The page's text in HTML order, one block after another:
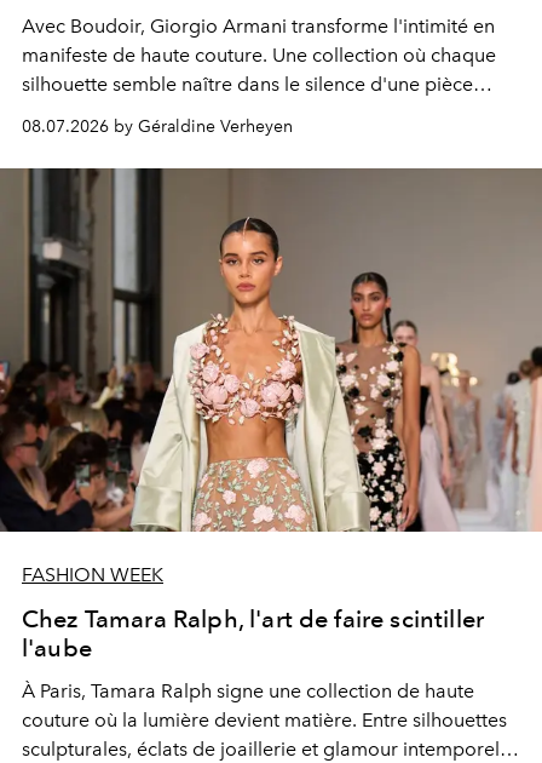
Avec Boudoir, Giorgio Armani transforme l'intimité en
manifeste de haute couture. Une collection où chaque
silhouette semble naître dans le silence d'une pièce
secrète, célébrant une féminité souveraine, subtile et
infiniment raffinée.
08.07.2026 by Géraldine Verheyen
FASHION WEEK
Chez Tamara Ralph, l'art de faire scintiller
l'aube
À Paris, Tamara Ralph signe une collection de haute
couture où la lumière devient matière. Entre silhouettes
sculpturales, éclats de joaillerie et glamour intemporel,